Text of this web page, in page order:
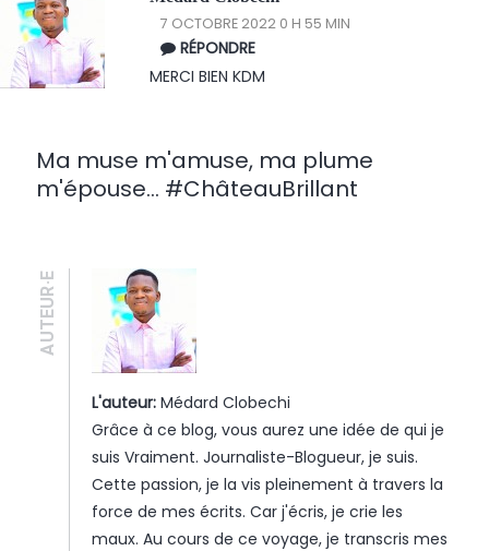
7 OCTOBRE 2022 0 H 55 MIN
RÉPONDRE
MERCI BIEN KDM
Ma muse m'amuse, ma plume
m'épouse... #ChâteauBrillant
AUTEUR·E
L'auteur: Médard Clobechi
Grâce à ce blog, vous aurez une idée de qui je
suis Vraiment. Journaliste-Blogueur, je suis.
Cette passion, je la vis pleinement à travers la
force de mes écrits. Car j'écris, je crie les
maux. Au cours de ce voyage, je transcris mes